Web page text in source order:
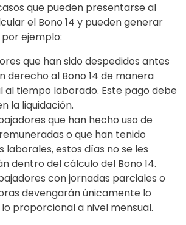
que pueden presentarse al
el Bono 14 y pueden generar
ejemplo:
que han sido despedidos antes
derecho al Bono 14 de manera
al tiempo laborado. Este pago debe
la liquidación.
que han hecho uso de
o que han tenido
laborales, estos días no se les
dentro del cálculo del Bono 14.
con jornadas parciales o
devengarán únicamente lo
proporcional a nivel mensual.